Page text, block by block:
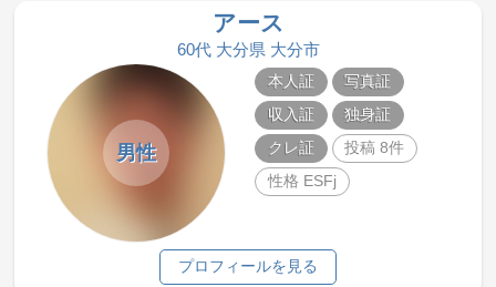
アース
60代 大分県 大分市
男性
本人証
写真証
収入証
独身証
クレ証
投稿 8件
性格 ESFj
プロフィールを見る